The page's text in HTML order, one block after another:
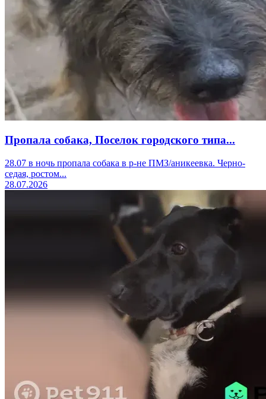
Пропала собака, Поселок городского типа...
28.07 в ночь пропала собака в р-не ПМЗ/аникеевка. Черно-
седая, ростом...
28.07.2026